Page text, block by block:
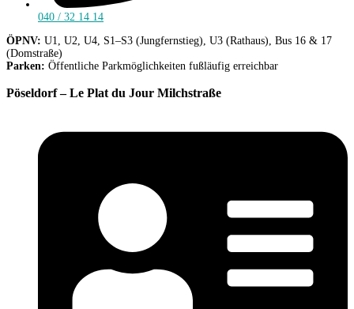
040 / 32 14 14
ÖPNV: U1, U2, U4, S1–S3 (Jungfernstieg), U3 (Rathaus), Bus 16 & 17
(Domstraße)
Parken: Öffentliche Parkmöglichkeiten fußläufig erreichbar
Pöseldorf – Le Plat du Jour Milchstraße